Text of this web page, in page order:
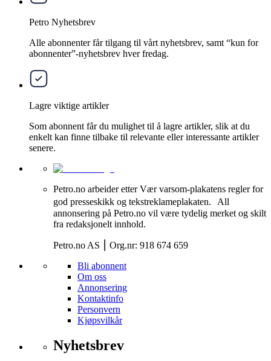
Petro Nyhetsbrev
Alle abonnenter får tilgang til vårt nyhetsbrev, samt “kun for
abonnenter”-nyhetsbrev hver fredag.
Lagre viktige artikler
Som abonnent får du mulighet til å lagre artikler, slik at du
enkelt kan finne tilbake til relevante eller interessante artikler
senere.
Petro.no arbeider etter Vær varsom-plakatens regler for
god presseskikk og tekstreklameplakaten. All
annonsering på Petro.no vil være tydelig merket og skilt
fra redaksjonelt innhold.
Petro.no AS ⎮ Org.nr: 918 674 659
Bli abonnent
Om oss
Annonsering
Kontaktinfo
Personvern
Kjøpsvilkår
Nyhetsbrev